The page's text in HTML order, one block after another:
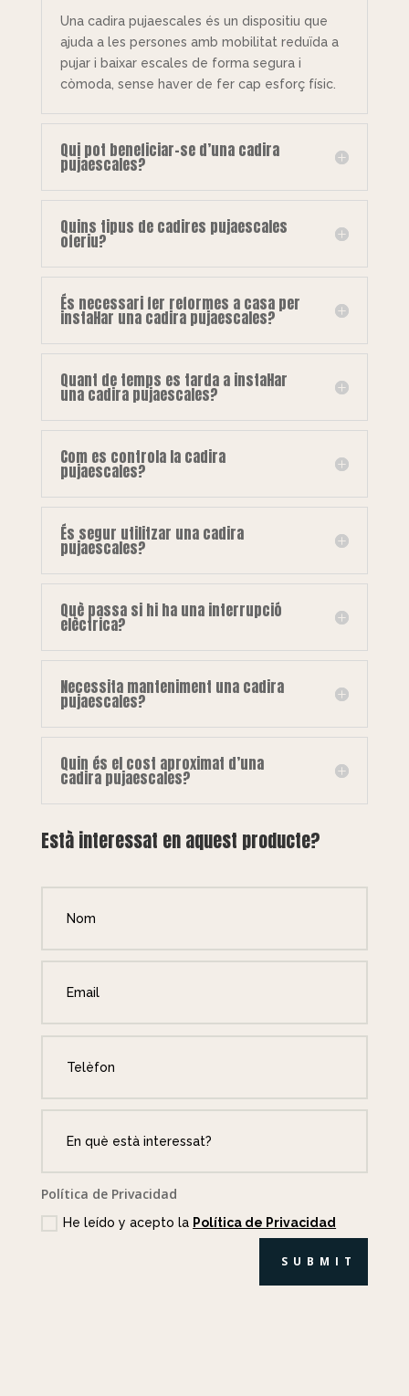
Una cadira pujaescales és un dispositiu que
ajuda a les persones amb mobilitat reduïda a
pujar i baixar escales de forma segura i
còmoda, sense haver de fer cap esforç físic.
Qui pot beneficiar-se d’una cadira
pujaescales?
Quins tipus de cadires pujaescales
oferiu?
És necessari fer reformes a casa per
instal·lar una cadira pujaescales?
Quant de temps es tarda a instal·lar
una cadira pujaescales?
Com es controla la cadira
pujaescales?
És segur utilitzar una cadira
pujaescales?
Què passa si hi ha una interrupció
elèctrica?
Necessita manteniment una cadira
pujaescales?
Quin és el cost aproximat d’una
cadira pujaescales?
Està interessat en aquest producte?
Política de Privacidad
He leído y acepto la Política de Privacidad
SUBMIT